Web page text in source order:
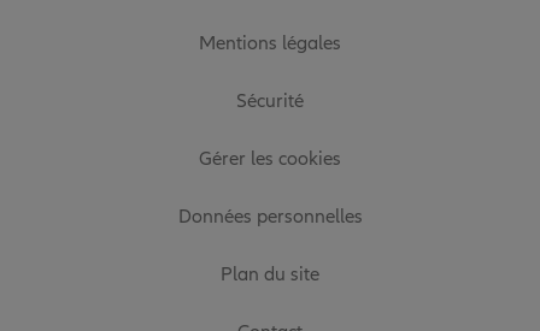
Mentions légales
Sécurité
Gérer les cookies
Données personnelles
Plan du site